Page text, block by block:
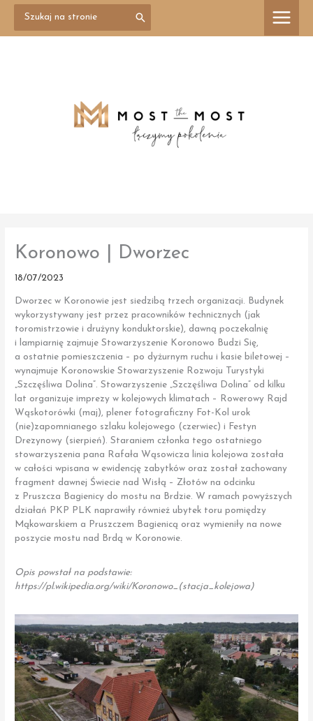
Przejdź
treści
for:
Koronowo | Dworzec
18/07/2023
Dworzec w Koronowie jest siedzibą trzech organizacji. Budynek
wykorzystywany jest przez pracowników technicznych (jak
toromistrzowie i drużyny konduktorskie), dawną poczekalnię
i lampiarnię zajmuje Stowarzyszenie Koronowo Budzi Się,
a ostatnie pomieszczenia – po dyżurnym ruchu i kasie biletowej –
wynajmuje Koronowskie Stowarzyszenie Rozwoju Turystyki
„Szczęśliwa Dolina”. Stowarzyszenie „Szczęśliwa Dolina” od kilku
lat organizuje imprezy w kolejowych klimatach – Rowerowy Rajd
Wąskotorówki (maj), plener fotograficzny Fot-Kol urok
(nie)zapomnianego szlaku kolejowego (czerwiec) i Festyn
Drezynowy (sierpień). Staraniem członka tego ostatniego
stowarzyszenia pana Rafała Wąsowicza linia kolejowa została
w całości wpisana w ewidencję zabytków oraz został zachowany
fragment dawnej Świecie nad Wisłą – Złotów na odcinku
z Pruszcza Bagienicy do mostu na Brdzie. W ramach powyższych
działań PKP PLK naprawiły również ubytek toru pomiędzy
Mąkowarskiem a Pruszczem Bagienicą oraz wymieniły na nowe
poszycie mostu nad Brdą w Koronowie.
Opis powstał na podstawie:
https://pl.wikipedia.org/wiki/Koronowo_(stacja_kolejowa)